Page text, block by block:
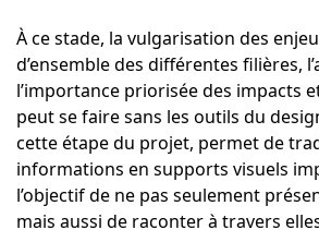
À ce stade, la vulgarisation des
d’ensemble des différentes filières,
l’importance priorisée des impacts
peut se faire sans les outils du
cette étape du projet, permet de
informations en supports visuels
l’objectif de ne pas seulement
mais aussi de raconter à travers